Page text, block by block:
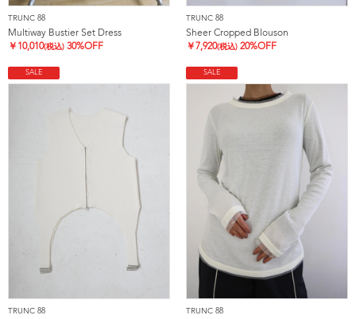
TRUNC 88
Multiway Bustier Set Dress
￥ 10,010(税込) 30%OFF
TRUNC 88
Sheer Cropped Blouson
￥ 7,920(税込) 20%OFF
SALE
TRUNC 88
SALE
TRUNC 88